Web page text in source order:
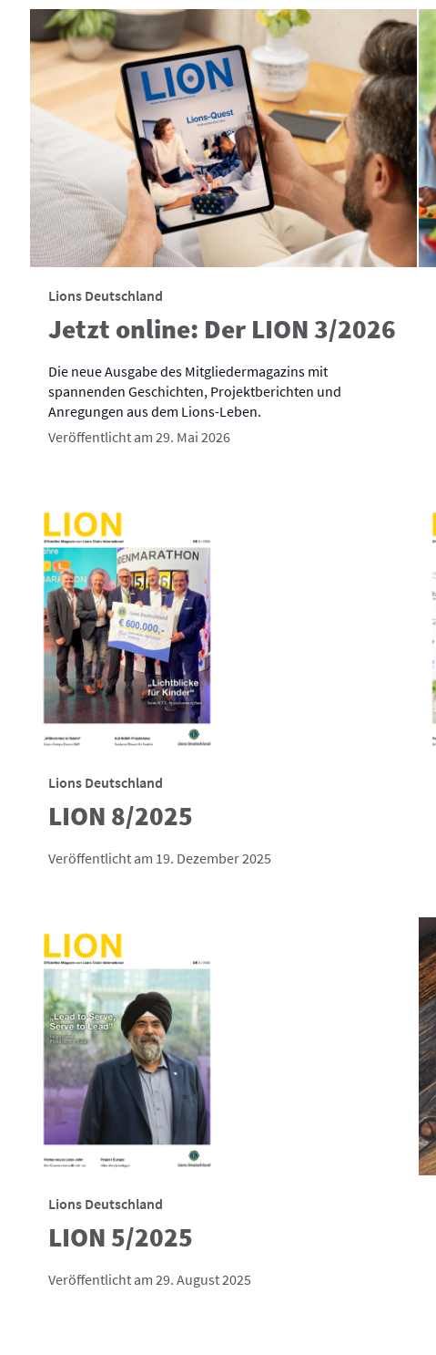
Lions Deutschland
Jetzt online: Der LION 3/2026
Die neue Ausgabe des Mitgliedermagazins mit
spannenden Geschichten, Projektberichten und
Anregungen aus dem Lions-Leben.
Veröffentlicht am 29. Mai 2026
Lions Deutschland
LION 8/2025
Veröffentlicht am 19. Dezember 2025
Lions Deutschland
LION 5/2025
Veröffentlicht am 29. August 2025